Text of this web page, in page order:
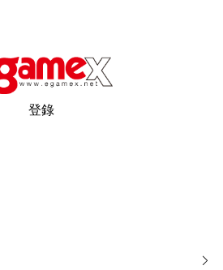
登錄